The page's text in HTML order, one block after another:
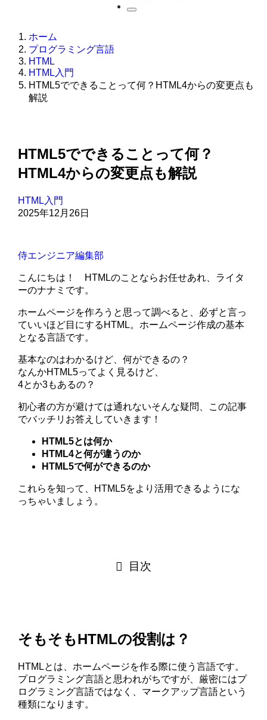
ホーム
プログラミング言語
HTML
HTML入門
HTML5でできることって何？HTML4からの変更点も
解説
HTML5でできることって何？
HTML4からの変更点も解説
HTML入門
2025年12月26日
侍エンジニア編集部
こんにちは！ HTMLのことならお任せあれ、ライタ
ーのナナミです。
ホームページを作ろうと思って調べると、必ずと言っ
ていいほど目にするHTML。ホームページ作成の基本
となる言語です。
基本なのはわかるけど、何ができるの？
なんかHTML5ってよく見るけど、
4とか3もあるの？
初心者の方が避けては通れないそんな疑問、この記事
でバッチリお答えしていきます！
HTML5とは何か
HTML4と何が違うのか
HTML5で何ができるのか
これらを知って、HTML5をより活用できるようにな
っちゃいましょう。
目次
そもそもHTMLの役割は？
HTMLとは、ホームページを作る際に使う言語です。
プログラミング言語と思われがちですが、厳密にはプ
ログラミング言語ではなく、マークアップ言語という
種類になります。